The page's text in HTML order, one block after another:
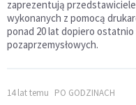
zaprezentują
wykonanych z pomocą
ponad 20 lat dopiero
pozaprzemysłowych.
14 lat temu PO GODZINACH